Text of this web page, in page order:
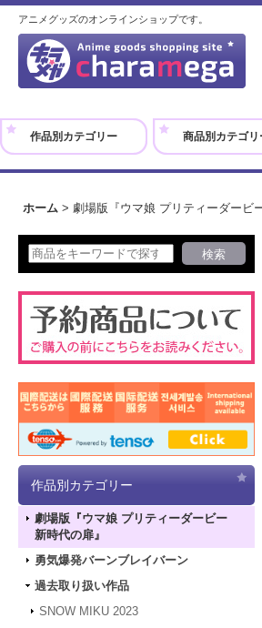
アニメグッズのオンラインショップです。
作品別カテゴリー 商品別カテゴリ
ホーム > 劇場版『ウマ娘 プリティーダービ
作品別カテゴリー
劇場版『ウマ娘 プリティーダービー
新時代の扉』
勇気爆発バーンブレイバーン
過去取り扱い作品
SNOW MIKU 2023